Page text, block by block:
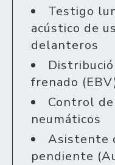
Testigo
acústico de
delanteros
frenado
Control
neumáticos
Asistente
pendiente